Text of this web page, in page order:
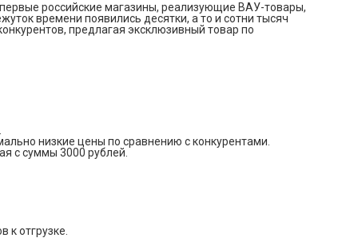
российские магазины, реализующие ВАУ-товары,
времени появились десятки, а то и сотни тысяч
предлагая эксклюзивный товар по
низкие цены по сравнению с конкурентами.
с суммы 3000 рублей.
отгрузке.